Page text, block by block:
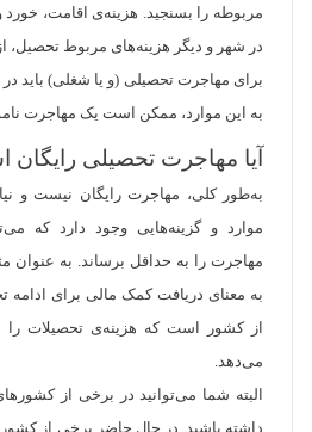
مربوطه را بسنجید. هزینه‌ی اقامت،
در شهر و دیگر هزینه‌های مربوط تحصیل،
برای مهاجرت تحصیلی (و یا شغلی) باید
به این موارد، ممکن است یک مهاجرت
آیا مهاجرت تحصیلی
به‌طور کلی، مهاجرت رایگان نیست و
موارد و گزینه‌هایی وجود دارد که
مهاجرت را به حداقل برساند. به عنوان
به معنای دریافت کمک مالی برای ادامه
از کشور است که هزینه‌ی تحصیلات
می‌دهد.
البته شما می‌توانید در برخی از
داشته باشید. در حال حاضر برخی از